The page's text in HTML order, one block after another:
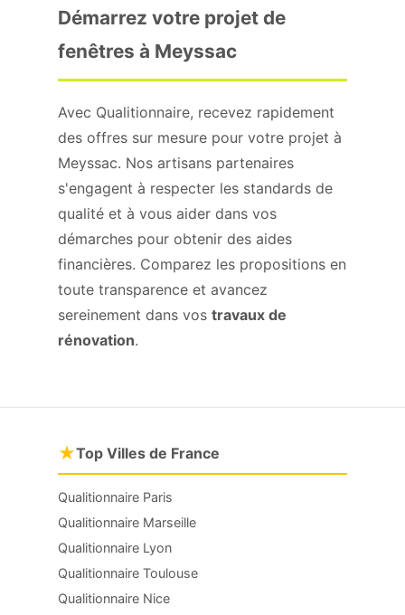
Démarrez votre projet de
fenêtres à Meyssac
Avec Qualitionnaire, recevez rapidement
des offres sur mesure pour votre projet à
Meyssac. Nos artisans partenaires
s'engagent à respecter les standards de
qualité et à vous aider dans vos
démarches pour obtenir des aides
financières. Comparez les propositions en
toute transparence et avancez
sereinement dans vos travaux de
rénovation.
★Top Villes de France
Qualitionnaire Paris
Qualitionnaire Marseille
Qualitionnaire Lyon
Qualitionnaire Toulouse
Qualitionnaire Nice